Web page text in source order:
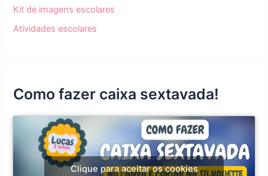
Kit de imagens escolares
Atividades escolares
Como fazer caixa sextavada!
Clique para aceitar os cookies